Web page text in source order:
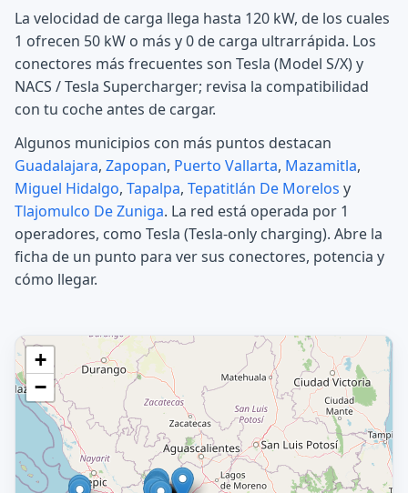
La velocidad de carga llega hasta 120 kW, de los cuales
1 ofrecen 50 kW o más y 0 de carga ultrarrápida. Los
conectores más frecuentes son Tesla (Model S/X) y
NACS / Tesla Supercharger; revisa la compatibilidad
con tu coche antes de cargar.
Algunos municipios con más puntos destacan
Guadalajara, Zapopan, Puerto Vallarta, Mazamitla,
Miguel Hidalgo, Tapalpa, Tepatitlán De Morelos y
Tlajomulco De Zuniga. La red está operada por 1
operadores, como Tesla (Tesla-only charging). Abre la
ficha de un punto para ver sus conectores, potencia y
cómo llegar.
+
−